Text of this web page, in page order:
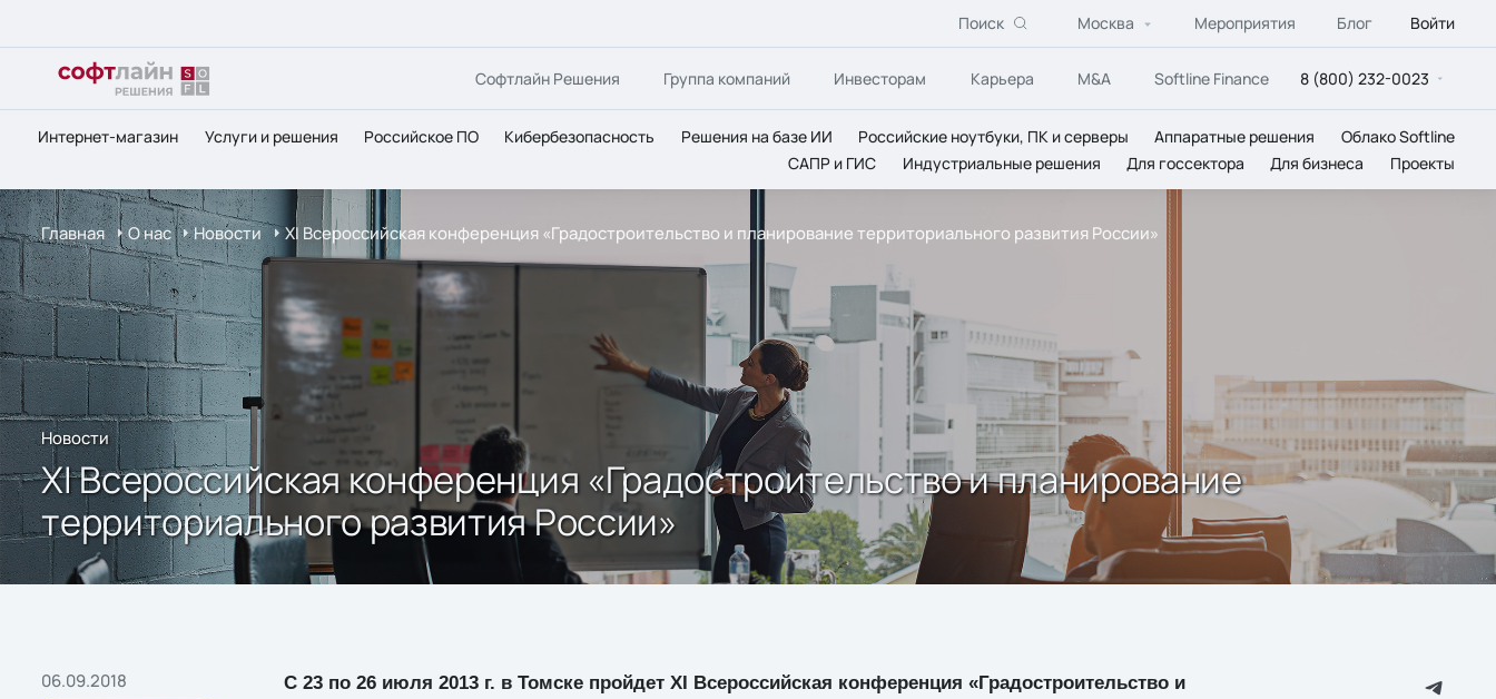
Поиск Москва Мероприятия Блог Войти
Софтлайн Решения Группа компаний Инвесторам Карьера M&A Softline Finance 8 (800) 232-0023
Интернет-магазин Услуги и решения Российское ПО Кибербезопасность Решения на базе ИИ Российские ноутбуки, ПК и серверы Аппаратные решения
Облако Softline
САПР и ГИС
Индустриальные решения Для госсектора Для бизнеса Проекты
Главная О нас Новости XI Всероссийская конференция «Градостроительство и планирование территориального развития России»
Новости
XI Всероссийская конференция «Градостроительство и планирование
территориального развития России»
06.09.2018
C 23 по 26 июля 2013 г. в Томске пройдет XI Всероссийская конференция «Градостроительство и